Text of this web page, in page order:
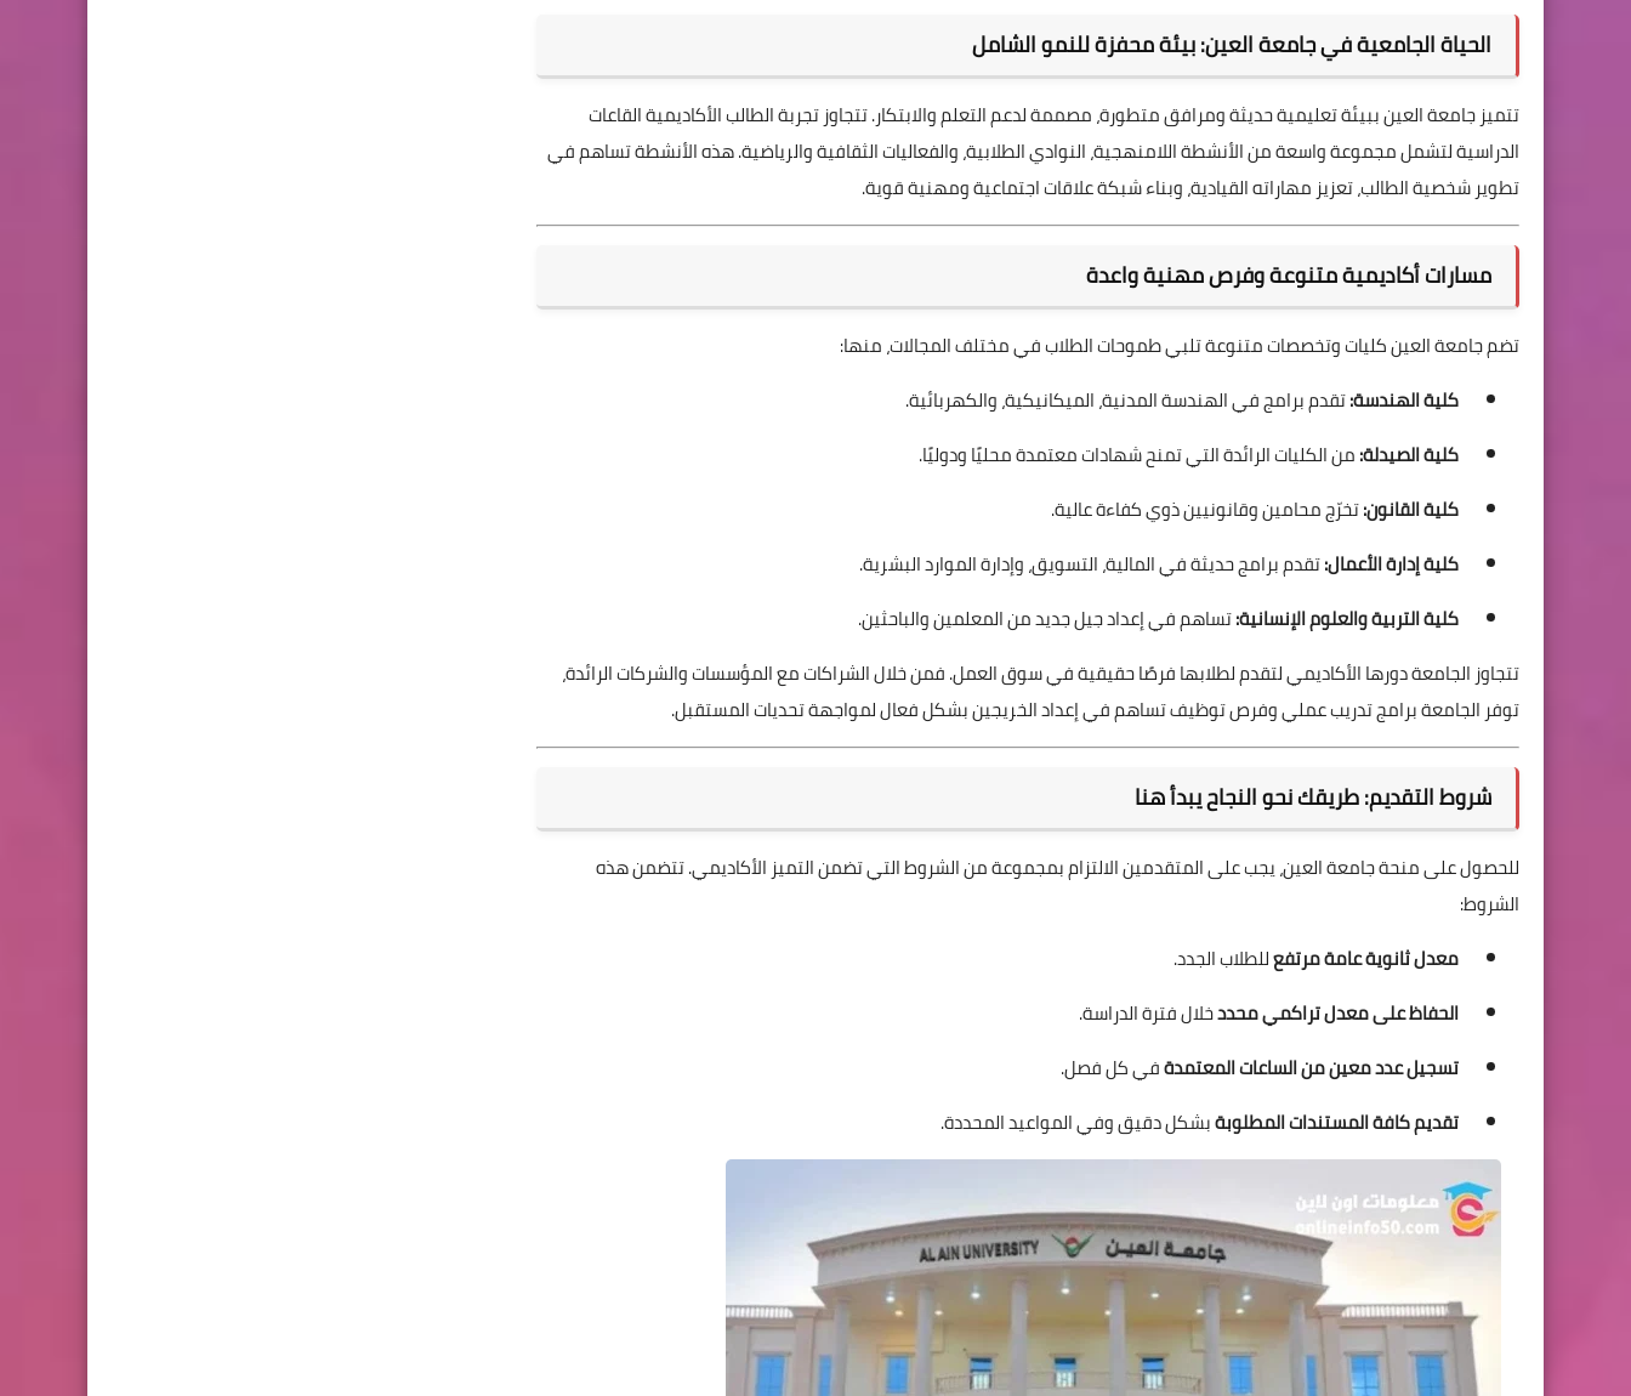
الحياة الجامعية في جامعة العين: بيئة محفزة للنمو الشامل
تتميز جامعة العين ببيئة تعليمية حديثة ومرافق متطورة، مصممة لدعم التعلم والابتكار. تتجاوز تجربة الطالب الأكاديمية القاعات
الدراسية لتشمل مجموعة واسعة من الأنشطة اللامنهجية، النوادي الطلابية، والفعاليات الثقافية والرياضية. هذه الأنشطة تساهم في
تطوير شخصية الطالب، تعزيز مهاراته القيادية، وبناء شبكة علاقات اجتماعية ومهنية قوية.
مسارات أكاديمية متنوعة وفرص مهنية واعدة
تضم جامعة العين كليات وتخصصات متنوعة تلبي طموحات الطلاب في مختلف المجالات، منها:
كلية الهندسة:تقدم برامج في الهندسة المدنية، الميكانيكية، والكهربائية.
كلية الصيدلة:من الكليات الرائدة التي تمنح شهادات معتمدة محليًا ودوليًا.
كلية القانون:تخرّج محامين وقانونيين ذوي كفاءة عالية.
كلية إدارة الأعمال:تقدم برامج حديثة في المالية، التسويق، وإدارة الموارد البشرية.
كلية التربية والعلوم الإنسانية:تساهم في إعداد جيل جديد من المعلمين والباحثين.
تتجاوز الجامعة دورها الأكاديمي لتقدم لطلابها فرصًا حقيقية في سوق العمل. فمن خلال الشراكات مع المؤسسات والشركات الرائدة،
توفر الجامعة برامج تدريب عملي وفرص توظيف تساهم في إعداد الخريجين بشكل فعال لمواجهة تحديات المستقبل.
شروط التقديم: طريقك نحو النجاح يبدأ هنا
للحصول على منحة جامعة العين، يجب على المتقدمين الالتزام بمجموعة من الشروط التي تضمن التميز الأكاديمي. تتضمن هذه
الشروط:
معدل ثانوية عامة مرتفعللطلاب الجدد.
الحفاظ على معدل تراكمي محددخلال فترة الدراسة.
تسجيل عدد معين من الساعات المعتمدةفي كل فصل.
تقديم كافة المستندات المطلوبةبشكل دقيق وفي المواعيد المحددة.